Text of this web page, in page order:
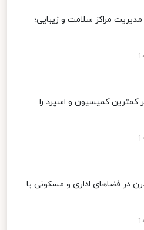
مراکز سلامت و زیبایی؛
کمترین کمیسیون و اسپرد را
در فضاهای اداری و مسکونی با